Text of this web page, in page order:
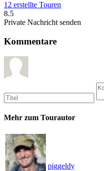
12 erstellte Touren
8.5
Private Nachricht senden
Kommentare
Mehr zum Tourautor
piggeldy